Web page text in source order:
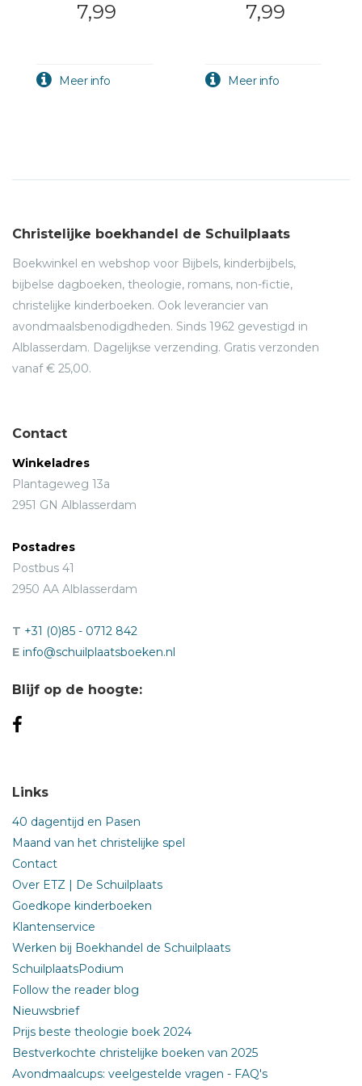
7,99 7,99
Christelijke boekhandel de Schuilplaats
Boekwinkel en webshop voor Bijbels, kinderbijbels,
bijbelse dagboeken, theologie, romans, non-fictie,
christelijke kinderboeken. Ook leverancier van
avondmaalsbenodigdheden. Sinds 1962 gevestigd in
Alblasserdam. Dagelijkse verzending. Gratis verzonden
vanaf € 25,00.
Contact
Winkeladres
Plantageweg 13a
2951 GN Alblasserdam
Postadres
Postbus 41
2950 AA Alblasserdam
T +31 (0)85 - 0712 842
E info@schuilplaatsboeken.nl
Blijf op de hoogte:
Links
40 dagentijd en Pasen
Maand van het christelijke spel
Contact
Over ETZ | De Schuilplaats
Goedkope kinderboeken
Klantenservice
Werken bij Boekhandel de Schuilplaats
SchuilplaatsPodium
Follow the reader blog
Nieuwsbrief
Prijs beste theologie boek 2024
Bestverkochte christelijke boeken van 2025
Avondmaalcups: veelgestelde vragen - FAQ's